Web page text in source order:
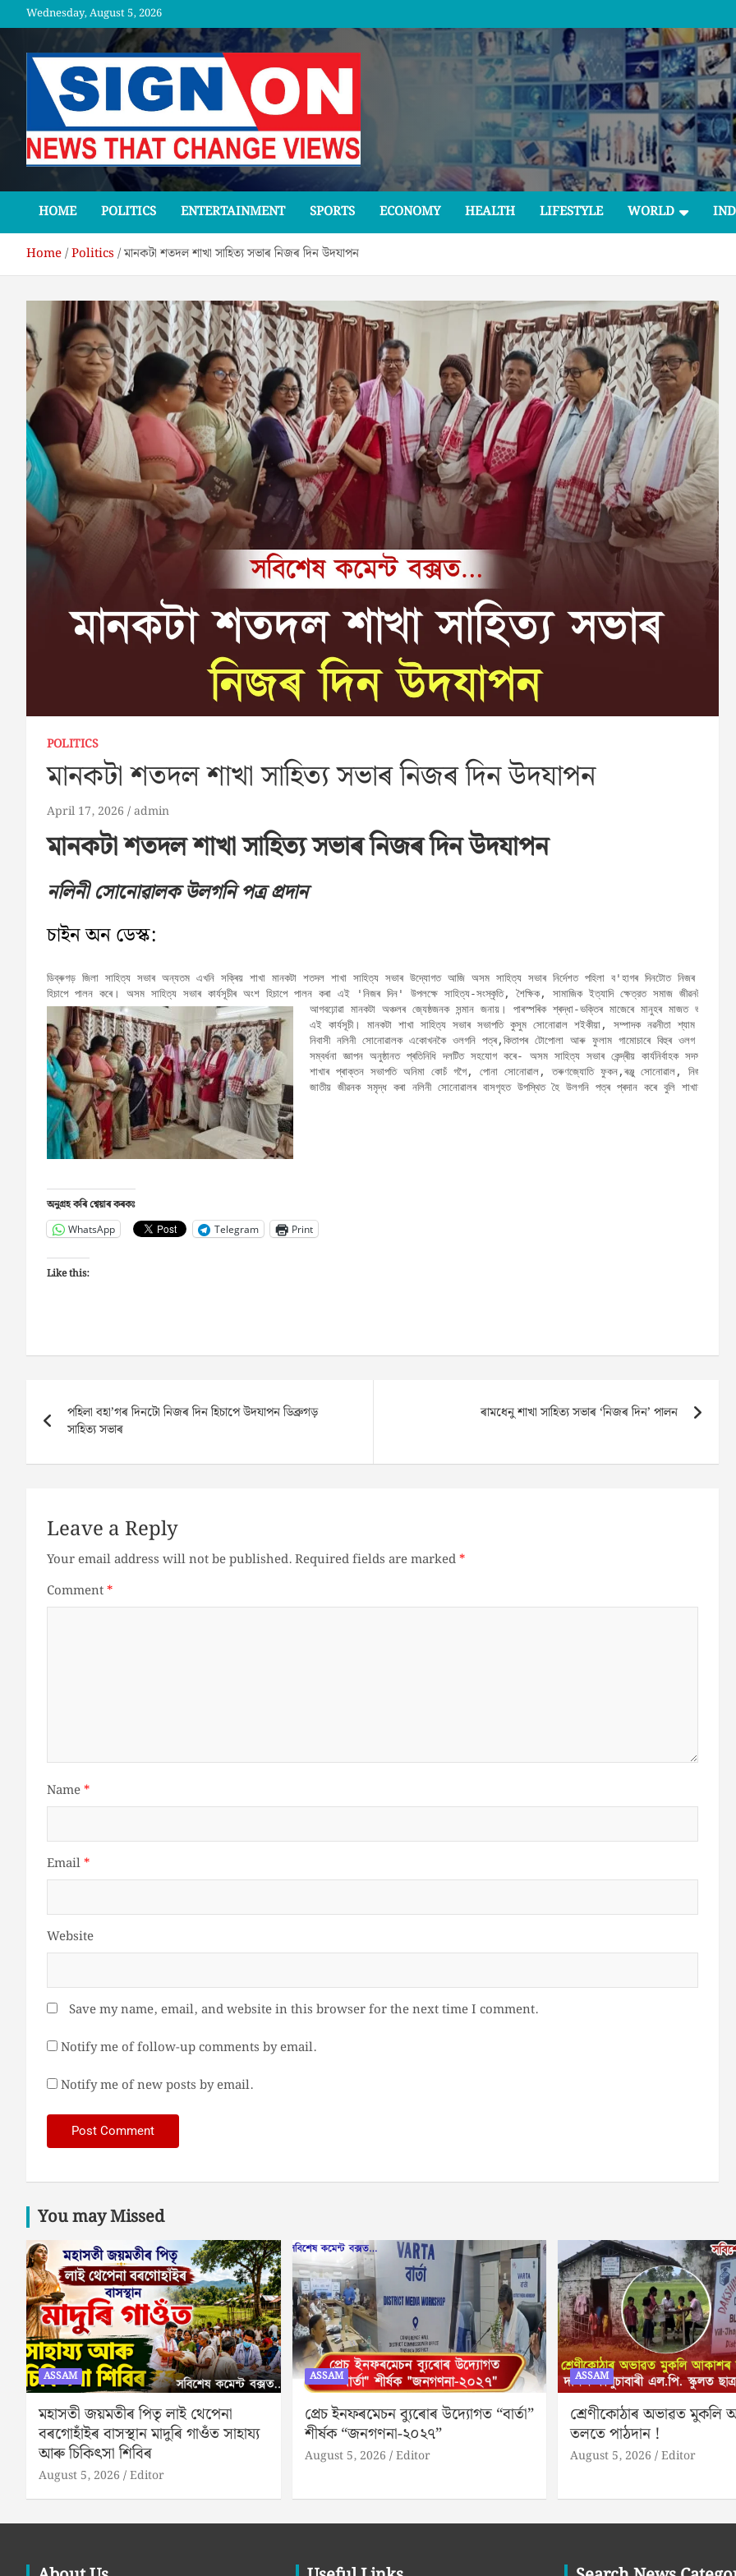
to
Wednesday, August 5, 2026
SGNON
HOME POLITICS ENTERTAINMENT SPORTS ECONOMY HEALTH LIFESTYLE WORLD
Home Politics মানকটা শতদল শাখা সাহিত্য সভাৰ নিজৰ দিন উদযাপন
POLITICS
মানকটা শতদল শাখা সাহিত্য সভাৰ নিজৰ দিন উদযাপন
April 17, 2026 admin
মানকটা শতদল শাখা সাহিত্য সভাৰ নিজৰ দিন উদযাপন
নলিনী সোনোৱালক উলগনি পত্ৰ প্ৰদান
চাইন অন ডেস্ক:
ডিব্ৰুগড় জিলা সাহিত্য সভাৰ অন্যতম এখনি সক্ৰিয় শাখা মানকটা শতদল শাখা সাহিত্য সভাৰ উদ্যোগত আজি অসম সাহিত্য সভাৰ নিৰ্দেশত পহিলা ব'হাগৰ দিনটোত নিজৰ দিন
আগবঢ়োৱা মানকটা অঞ্চলৰ জ্যেষ্ঠজনক সন্মান জনায়। পাৰস্পৰিক শ্ৰদ্ধা-ভক্তিৰ মাজেৰে মানুহৰ মাজত
এই কার্যসূচী। মানকটা শাখা সাহিত্য সভাৰ সভাপতি কুসুম সোনোৱাল শইকীয়া, সম্পাদক নৱনীতা শ্যাম
নিবাসী নলিনী সোনোৱালক একোখনকৈ ওলগনি পত্ৰ,কিতাপৰ টোপোলা আৰু ফুলাম গামোচাৰে বিহুৰ ওলগ জনায়।
সম্বৰ্ধনা জ্ঞাপন অনুষ্ঠানত প্ৰতিনিধি দলটিত সহযোগ কৰে- অসম সাহিত্য সভাৰ কেন্দ্ৰীয় কাৰ্যনিৰ্বাহক
শাখাৰ প্ৰাক্তন সভাপতি অনিমা কোচঁ গগৈ, পোনা সোনোৱাল, তৰুণজ্যোতি ফুকন,ৰঞ্জু সোনোৱাল, নিজৰা
জাতীয় জীৱনক সমৃদ্ধ কৰা নলিনী সোনোৱালৰ বাসগৃহত উপস্থিত হৈ উলগনি পত্ৰ প্ৰদান কৰে বুলি শাখাৰ প্ৰচাৰ
অনুগ্ৰহ কৰি শ্বেয়াৰ কৰকঃ
WhatsApp Telegram Print
Like this:
Post
navigation
পহিলা বহা’গৰ দিনটো নিজৰ দিন হিচাপে উদযাপন ডিব্ৰুগড়
সাহিত্য সভাৰ
ৰামধেনু শাখা সাহিত্য সভাৰ ‘নিজৰ দিন’ পালন
Leave a Reply
Your email address will not be published.Required fields are marked*
Comment*
Name*
Email*
Website
Save my name, email, and website in this browser for the next time I comment.
Notify me of follow-up comments by email.
Notify me of new posts by email.
You may Missed
ASSAM
মহাসতী জয়মতীৰ পিতৃ লাই থেপেনা
বৰগোহাঁইৰ বাসস্থান মাদুৰি গাওঁত সাহায্য
আৰু চিকিৎসা শিবিৰ
August 5, 2026 Editor
ASSAM
প্ৰেচ ইনফৰমেচন ব্যুৰোৰ উদ্যোগত “বাৰ্তা”
শীৰ্ষক “জনগণনা-২০২৭”
August 5, 2026 Editor
ASSAM
শ্ৰেণীকোঠাৰ অভাৱত মুকলি
তলতে পাঠদান !
August 5, 2026 Editor